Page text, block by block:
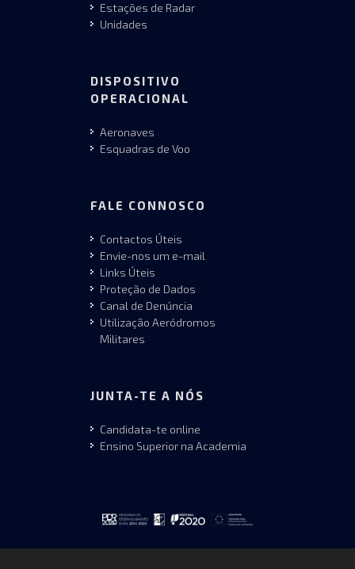
Estações de Radar
Unidades
DISPOSITIVO
OPERACIONAL
Aeronaves
Esquadras de Voo
FALE CONNOSCO
Contactos Úteis
Envie-nos um e-mail
Links Úteis
Proteção de Dados
Canal de Denúncia
Utilização Aeródromos
Militares
JUNTA-TE A NÓS
Candidata-te online
Ensino Superior na Academia